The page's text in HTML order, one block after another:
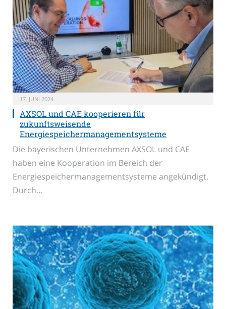
17. JUNI 2024
AXSOL und CAE kooperieren für
zukunftsweisende
Energiespeichermanagementsysteme
Die bayerischen Unternehmen AXSOL und CAE
haben eine Kooperation im Bereich der
Energiespeichermanagementsysteme angekündigt.
Durch…